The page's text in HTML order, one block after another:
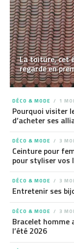
La toiture, cet
regarde en
DÉCO & MODE 1
Pourquoi visiter
d’acheter ses
DÉCO & MODE 3
Ceinture pour
pour styliser vos
DÉCO & MODE 3
Entretenir ses
DÉCO & MODE 3
Bracelet homme
l’été 2026